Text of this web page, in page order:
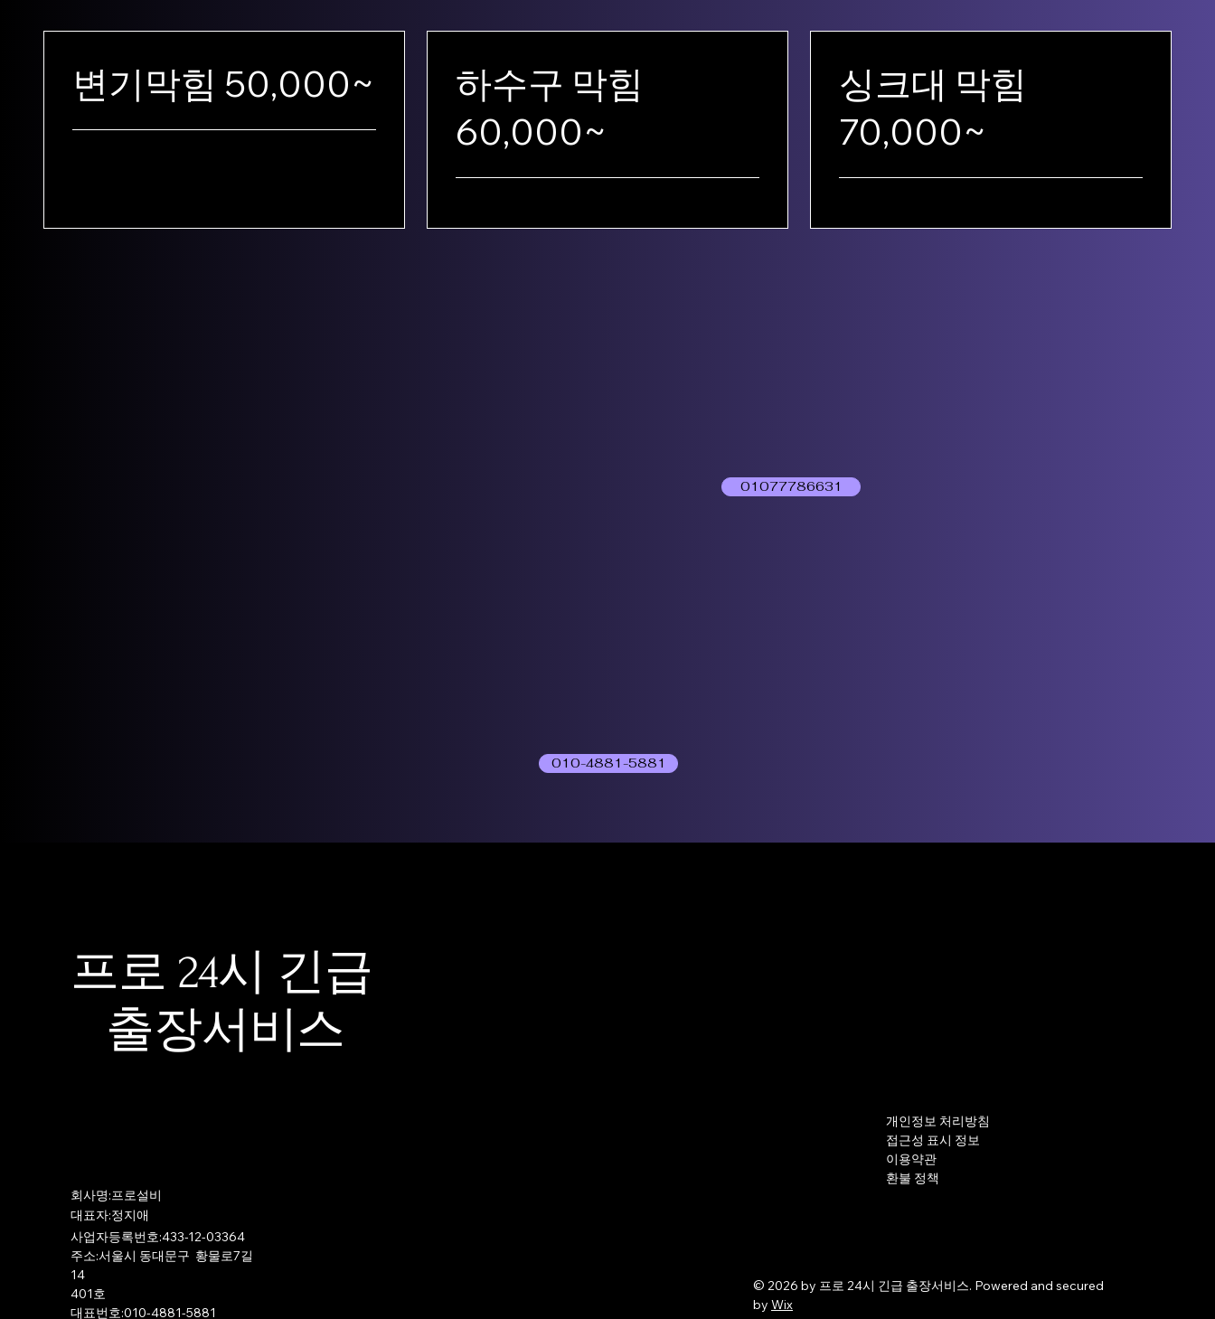
변기막힘 50,000~
하수구 막힘
60,000~
싱크대 막힘
70,000~
01077786631
010-4881-5881
프로 24시 긴급
출장서비스
​회사명:프로설비
​대표자:정지애
사업자등록번호:433-12-03364
주소:서울시 동대문구 황물로7길
14
401호
​대표번호:010-4881-5881
개인정보 처리방침
접근성 표시 정보
이용약관
환불 정책
© 2026 by 프로 24시 긴급 출장서비스. Powered and secured
by Wix